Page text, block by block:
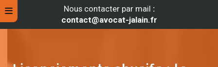
Nous contacter par mail :
contact@avocat-jalain.fr